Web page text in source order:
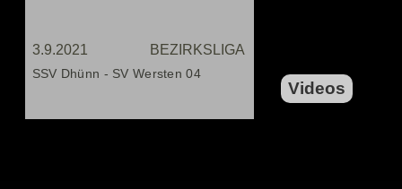
3.9.2021 BEZIRKSLIGA
SSV Dhünn - SV Wersten 04
Videos